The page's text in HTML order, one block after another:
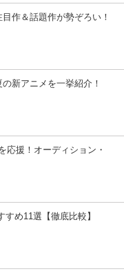
作＆話題作が勢ぞろい！
の新アニメを一挙紹介！
応援！オーディション・
め11選【徹底比較】